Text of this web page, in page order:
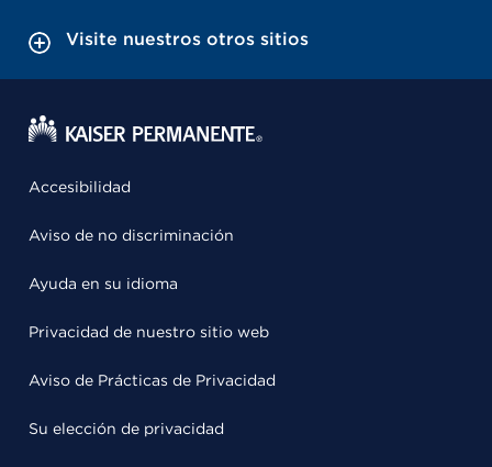
Visite nuestros otros sitios
Accesibilidad
Aviso de no discriminación
Ayuda en su idioma
Privacidad de nuestro sitio web
Aviso de Prácticas de Privacidad
Su elección de privacidad